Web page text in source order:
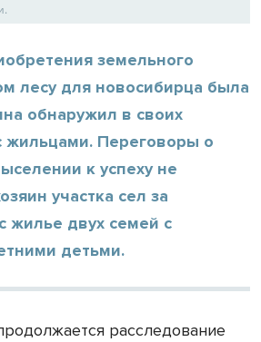
земельного
лесу для новосибирца была
обнаружил в своих
жильцами. Переговоры о
к успеху не
участка сел за
жилье двух семей с
детьми.
расследование